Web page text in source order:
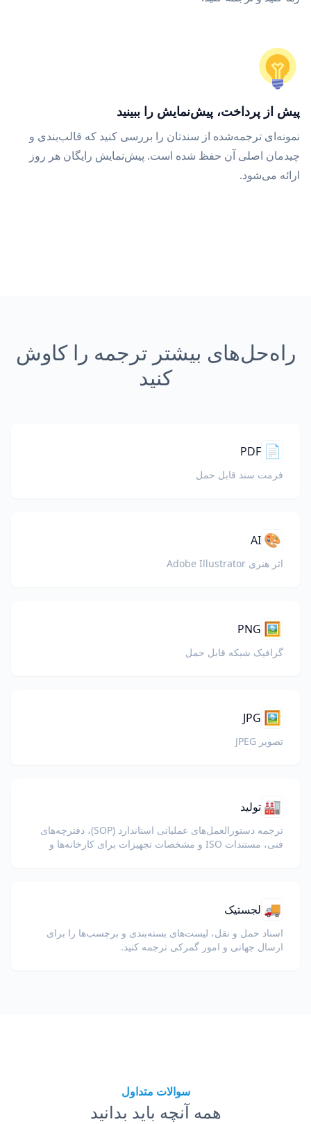
پیش از پرداخت، پیش‌نمایش را ببینید
نمونه‌ای ترجمه‌شده از سندتان را بررسی کنید که قالب‌بندی و
چیدمان اصلی آن حفظ شده است. پیش‌نمایش رایگان هر روز
ارائه می‌شود.
راه‌حل‌های بیشتر ترجمه را کاوش
کنید
📄
PDF
فرمت سند قابل حمل
🎨
AI
اثر هنری Adobe Illustrator
🖼️
PNG
گرافیک شبکه قابل حمل
🖼️
JPG
تصویر JPEG
🏭 تولید
ترجمه دستورالعمل‌های عملیاتی استاندارد (SOP)، دفترچه‌های
فنی، مستندات ISO و مشخصات تجهیزات برای کارخانه‌ها و
🚚 لجستیک
اسناد حمل و نقل، لیست‌های بسته‌بندی و برچسب‌ها را برای
ارسال جهانی و امور گمرکی ترجمه کنید.
سوالات متداول
همه آنچه باید بدانید